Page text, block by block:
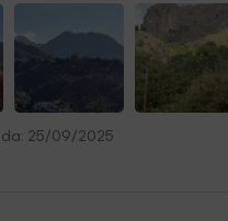
25/09/2025